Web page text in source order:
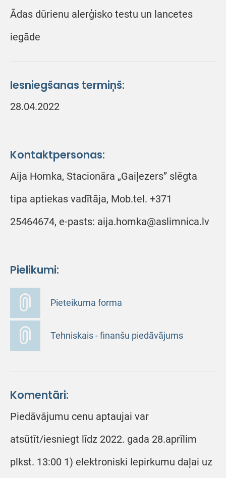
Ādas dūrienu alerģisko testu un lancetes
iegāde
Iesniegšanas termiņš:
28.04.2022
Kontaktpersonas:
Aija Homka, Stacionāra „Gaiļezers” slēgta
tipa aptiekas vadītāja, Mob.tel. +371
25464674, e-pasts: aija.homka@aslimnica.lv
Pielikumi:
Pieteikuma forma
Tehniskais - finanšu piedāvājums
Komentāri:
Piedāvājumu cenu aptaujai var
atsūtīt/iesniegt līdz 2022. gada 28.aprīlim
plkst. 13:00 1) elektroniski Iepirkumu daļai uz